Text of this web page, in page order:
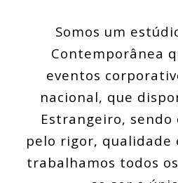
Somos um
Contemporânea
eventos
nacional, que
Estrangeiro, sendo
pelo rigor, qualidade
trabalhamos todos